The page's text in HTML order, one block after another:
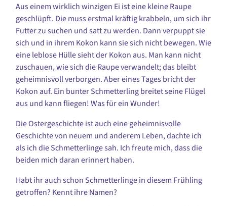
Aus einem wirklich winzigen Ei ist eine kleine Raupe
geschlüpft. Die muss erstmal kräftig krabbeln, um sich ihr
Futter zu suchen und satt zu werden. Dann verpuppt sie
sich und in ihrem Kokon kann sie sich nicht bewegen. Wie
eine leblose Hülle sieht der Kokon aus. Man kann nicht
zuschauen, wie sich die Raupe verwandelt; das bleibt
geheimnisvoll verborgen. Aber eines Tages bricht der
Kokon auf. Ein bunter Schmetterling breitet seine Flügel
aus und kann fliegen! Was für ein Wunder!
Die Ostergeschichte ist auch eine geheimnisvolle
Geschichte von neuem und anderem Leben, dachte ich
als ich die Schmetterlinge sah. Ich freute mich, dass die
beiden mich daran erinnert haben.
Habt ihr auch schon Schmetterlinge in diesem Frühling
getroffen? Kennt ihre Namen?